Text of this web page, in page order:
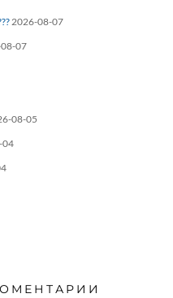
2026-08-07
07
08-05
04